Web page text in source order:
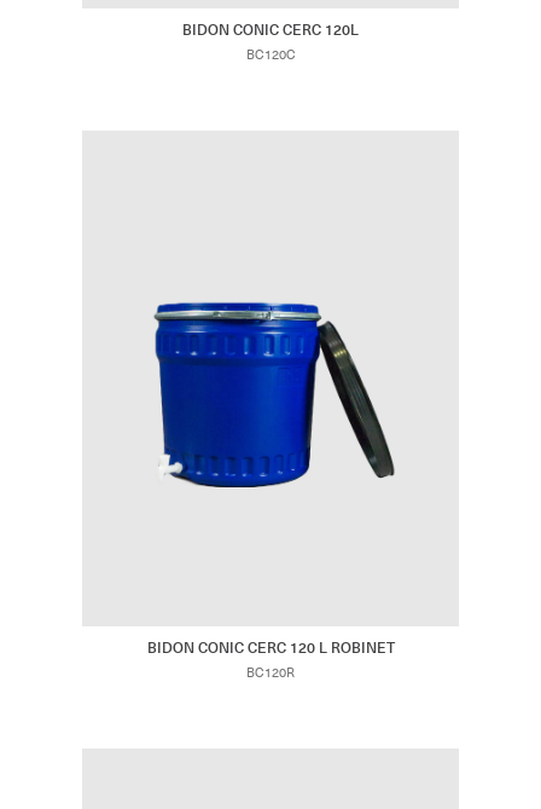
BIDON CONIC CERC 120L
BC120C
BIDON CONIC CERC 120 L ROBINET
BC120R